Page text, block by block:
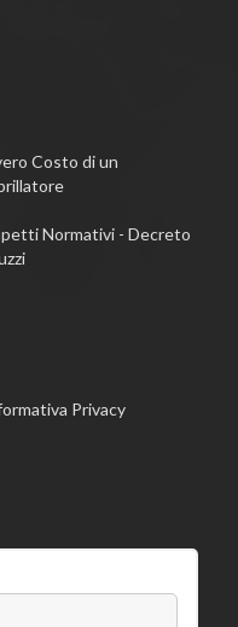
Costo di un
Normativi - Decreto
Privacy